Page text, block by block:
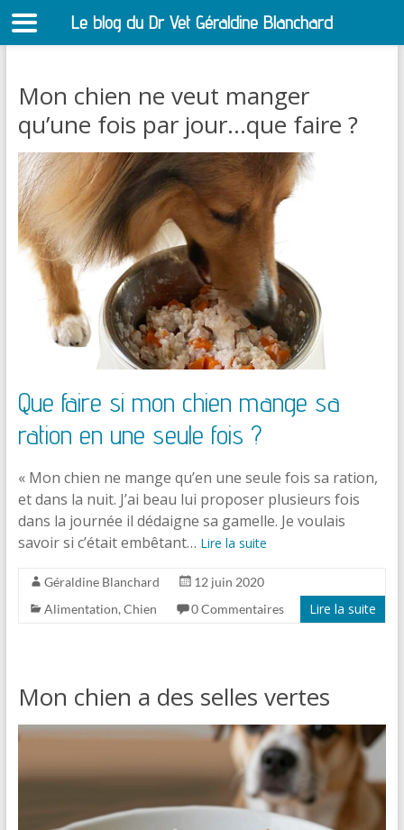
Mon chien ne veut manger
qu’une fois par jour…que faire ?
Que faire si mon chien mange sa
ration en une seule fois ?
« Mon chien ne mange qu’en une seule fois sa ration,
et dans la nuit. J’ai beau lui proposer plusieurs fois
dans la journée il dédaigne sa gamelle. Je voulais
savoir si c’était embêtant… Lire la suite
Géraldine Blanchard
12 juin 2020
Alimentation,Chien 0 Commentaires Lire la suite
Mon chien a des selles vertes
Le blog du Dr Vet Géraldine Blanchard